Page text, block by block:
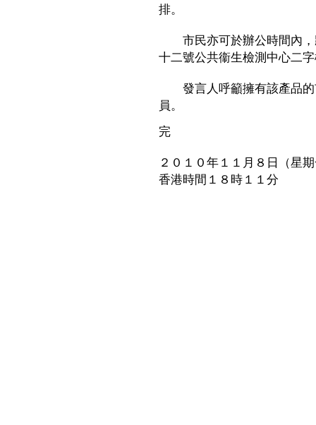
排。
市民亦可於辦公時間內，
十二號公共衞生檢測中心二
發言人呼籲擁有該產品的
員。
完
２０１０年１１月８日（星
香港時間１８時１１分